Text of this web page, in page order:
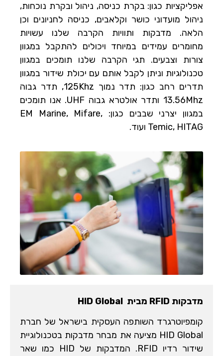
אפליקציות כגון: בקרת כניסה, ניהול ובקרת נוכחות,
ניהול מועדוני כושר וקלאבים, כניסה לחניונים וכן
הלאה. מדבקות ותוויות הקרבה שלנו עשויות
מחומרים עמידים במיוחד ויכולים להתקבל במגוון
צורות וצבעים. תגי הקרבה שלנו תומכים במגוון
טכנולוגיות וניתן לקבל אותם עם יכולת שידור במגוון
תדרים רחב כגון: תדר נמוך 125Khz, תדר גבוה
13.56Mhz ותדר אולטרא גבוה UHF. אנו תומכים
במגוון יצרני שבבים כגון: EM Marine, Mifare,
Temic, HITAG ועוד.
מדבקות RFID מבית HID Global
קומפיוטרגרד השותפה העסקית בישראל של חברת
HID Global מציעה את מבחר מדבקות בטכנולוגיית
שידור רדיו RFID. המדבקות של HID כמו שאר